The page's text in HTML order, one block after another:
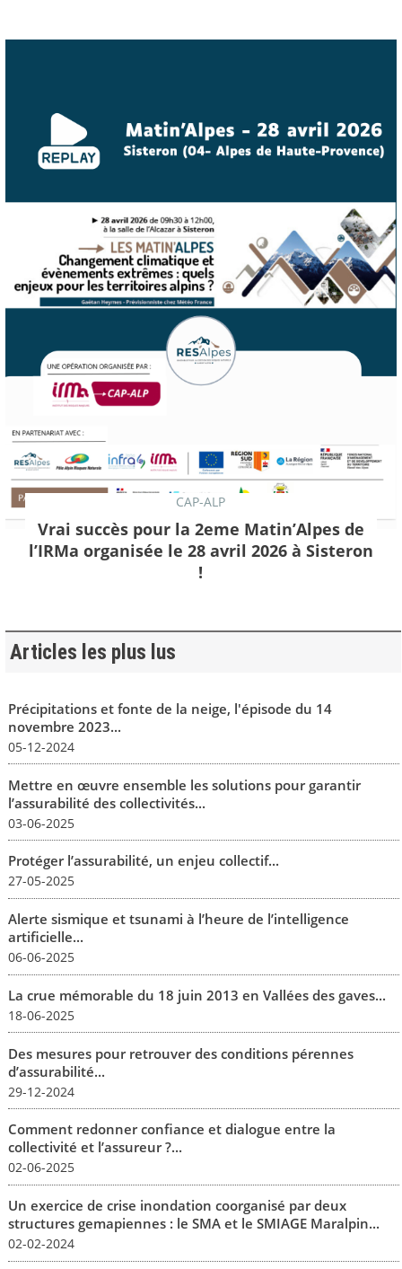
CAP-ALP
Vrai succès pour la 2eme Matin’Alpes de
l’IRMa organisée le 28 avril 2026 à Sisteron
!
Articles les plus lus
Précipitations et fonte de la neige, l'épisode du 14
novembre 2023...
05-12-2024
Mettre en œuvre ensemble les solutions pour garantir
l’assurabilité des collectivités...
03-06-2025
Protéger l’assurabilité, un enjeu collectif...
27-05-2025
Alerte sismique et tsunami à l’heure de l’intelligence
artificielle...
06-06-2025
La crue mémorable du 18 juin 2013 en Vallées des gaves...
18-06-2025
Des mesures pour retrouver des conditions pérennes
d’assurabilité...
29-12-2024
Comment redonner confiance et dialogue entre la
collectivité et l’assureur ?...
02-06-2025
Un exercice de crise inondation coorganisé par deux
structures gemapiennes : le SMA et le SMIAGE Maralpin...
02-02-2024